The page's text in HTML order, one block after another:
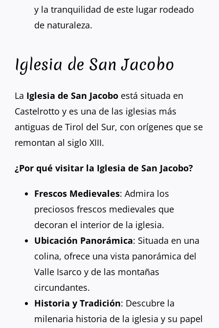
y la tranquilidad de este lugar rodeado
de naturaleza.
Iglesia de San Jacobo
La Iglesia de San Jacobo está situada en
Castelrotto y es una de las iglesias más
antiguas de Tirol del Sur, con orígenes que se
remontan al siglo XIII.
¿Por qué visitar la Iglesia de San Jacobo?
Frescos Medievales: Admira los
preciosos frescos medievales que
decoran el interior de la iglesia.
Ubicación Panorámica: Situada en una
colina, ofrece una vista panorámica del
Valle Isarco y de las montañas
circundantes.
Historia y Tradición: Descubre la
milenaria historia de la iglesia y su papel